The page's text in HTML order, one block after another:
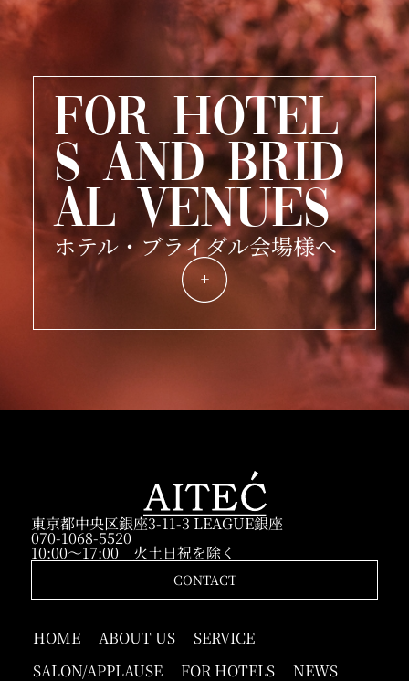
FOR HOTEL
S AND BRID
AL VENUES
ホテル・ブライダル会場様へ
東京都中央区銀座3-11-3 LEAGUE銀座
070-1068-5520
10:00～17:00 火土日祝を除く
CONTACT
HOME ABOUT US
SERVICE
SALON/APPLAUSE
FOR HOTELS NEWS